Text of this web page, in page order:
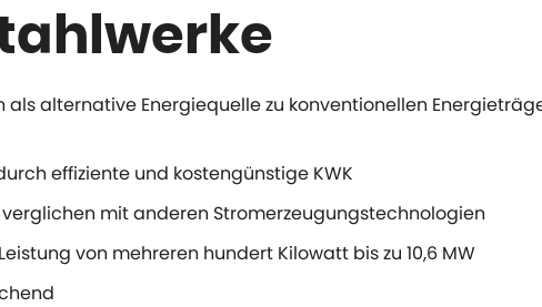
alternative Energiequelle zu konventionellen
effiziente und kostengünstige KWK
mit anderen Stromerzeugungstechnologien
von mehreren hundert Kilowatt bis zu 10,6 MW